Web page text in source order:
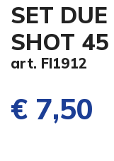
SET
SHOT 45
art. FI1912
€ 7,50